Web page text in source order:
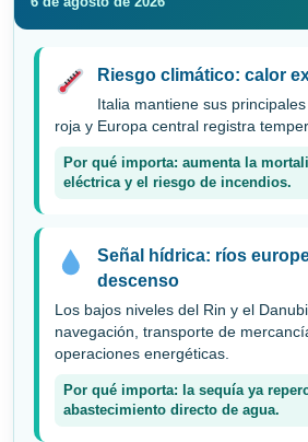
Riesgo climático: calor
Italia mantiene sus
roja y Europa central registra
Por qué importa: aumenta la
eléctrica y el riesgo de incendios.
Señal hídrica: ríos
descenso
Los bajos niveles del Rin y el
navegación, transporte de
operaciones energéticas.
Por qué importa: la sequía ya
abastecimiento directo de agua.